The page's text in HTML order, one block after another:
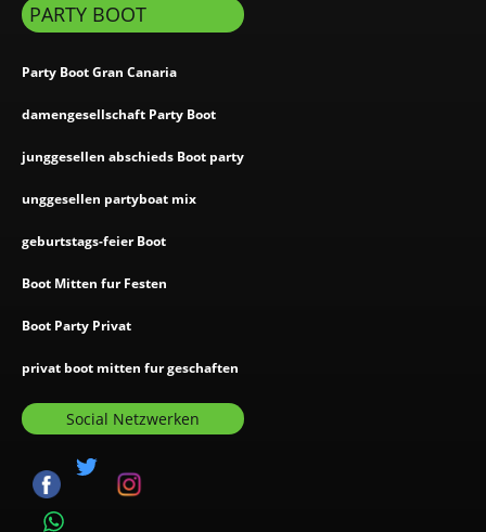
PARTY BOOT
Party Boot Gran Canaria
damengesellschaft Party Boot
junggesellen abschieds Boot party
unggesellen partyboat mix
geburtstags-feier Boot
Boot Mitten fur Festen
Boot Party Privat
privat boot mitten fur geschaften
Social Netzwerken